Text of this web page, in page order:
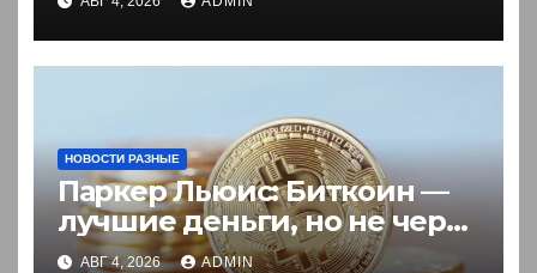
иностранцев
НОВОСТИ РАЗНЫЕ
Паркер Льюис: Биткоин —
лучшие деньги, но не через
акции
АВГ 4, 2026 ADMIN